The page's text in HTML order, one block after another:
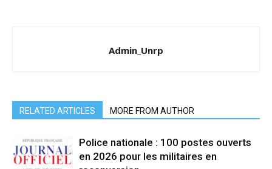
Admin_Unrp
RELATED ARTICLES MORE FROM AUTHOR
Police nationale : 100 postes ouverts
en 2026 pour les militaires en